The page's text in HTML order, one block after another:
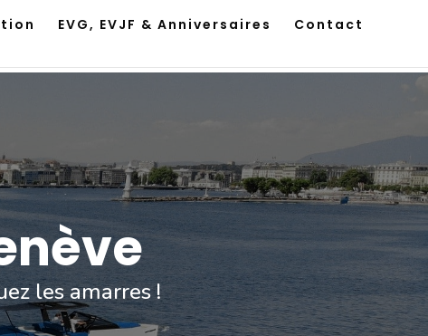
EVG, EVJF & Anniversaires Contact
les amarres !